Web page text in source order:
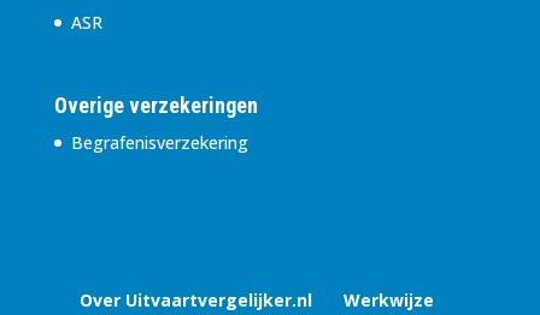
ASR
Overige verzekeringen
Begrafenisverzekering
Over Uitvaartvergelijker.nl Werkwijze